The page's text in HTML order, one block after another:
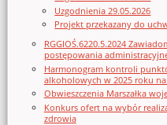
Uzgodnienia 29.05.2026
Projekt przekazany do
RGGIOŚ.6220.5.2024
postępowania
Harmonogram kontroli
alkoholowych w 2025 roku
Obwieszczenia Marszałka
Konkurs ofert na wybór
zdrowia